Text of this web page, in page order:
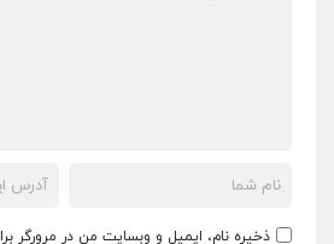
ذخیره نام، ایمیل و وبسایت من در مرورگر